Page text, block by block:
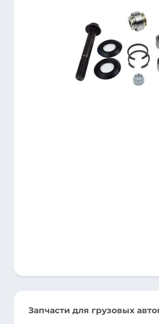
Запчасти для грузовых